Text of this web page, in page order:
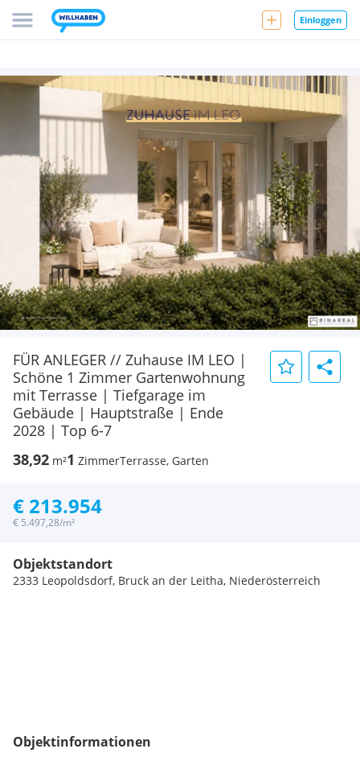
Einloggen
FÜR ANLEGER // Zuhause IM LEO |
Schöne 1 Zimmer Gartenwohnung
mit Terrasse | Tiefgarage im
Gebäude | Hauptstraße | Ende
2028 | Top 6-7
38,92 m²1 ZimmerTerrasse, Garten
€ 213.954
€ 5.497,28/m²
Objektstandort
2333 Leopoldsdorf, Bruck an der Leitha, Niederösterreich
Objektinformationen